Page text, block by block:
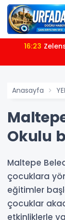
16:23
Anasayfa
Okulu
Maltepe
çocuklara
eğitimler
çocuklar
etkinliklerle